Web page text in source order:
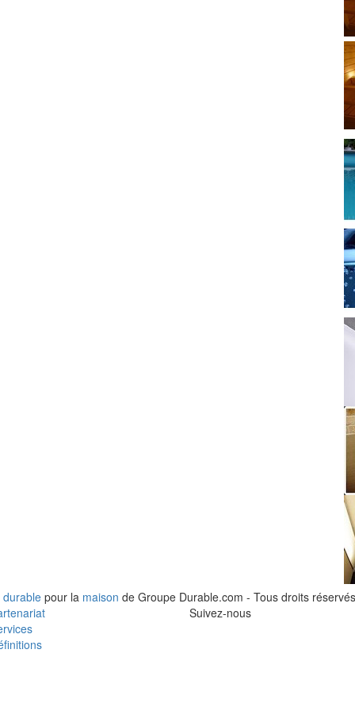
pour la maison de Groupe Durable.com - Tous droits
Suivez-nous